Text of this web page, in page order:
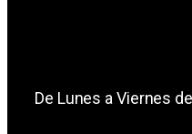
De Lunes a Viernes